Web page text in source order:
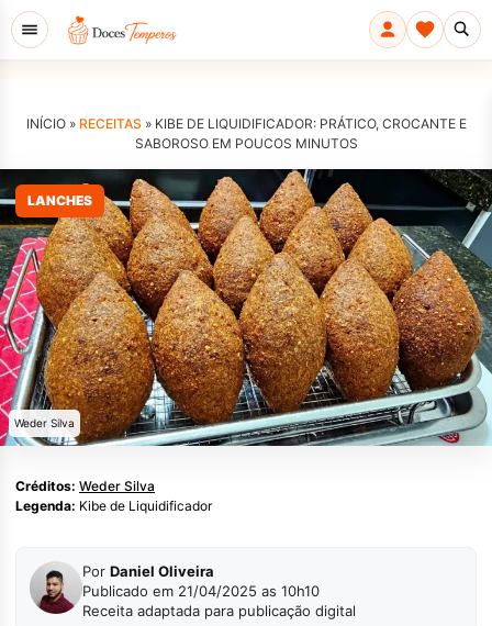
INÍCIO » RECEITAS » KIBE DE LIQUIDIFICADOR: PRÁTICO, CROCANTE E
SABOROSO EM POUCOS MINUTOS
LANCHES
Weder Silva
Créditos: Weder Silva
Legenda: Kibe de Liquidificador
Por Daniel Oliveira
Publicado em 21/04/2025 as 10h10
Receita adaptada para publicação digital